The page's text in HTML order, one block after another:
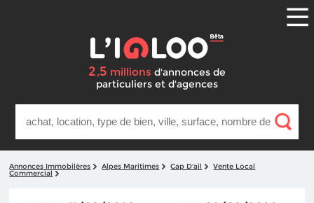
2,5 millions d'annonces de
particuliers et d'agences
Annonces Immobilères Alpes Maritimes Cap D'ail Vente Local
Commercial